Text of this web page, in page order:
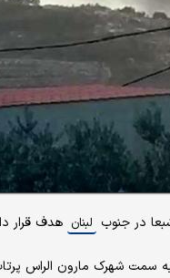
در جنوب لبنان هدف قرار
سمت شهرک مارون الراس